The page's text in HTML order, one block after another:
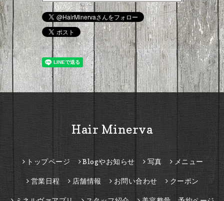
Hair Minerva
トップページ Blogやお知らせ 写真 メニュー
営業日程 店舗情報 お問い合わせ クーポン